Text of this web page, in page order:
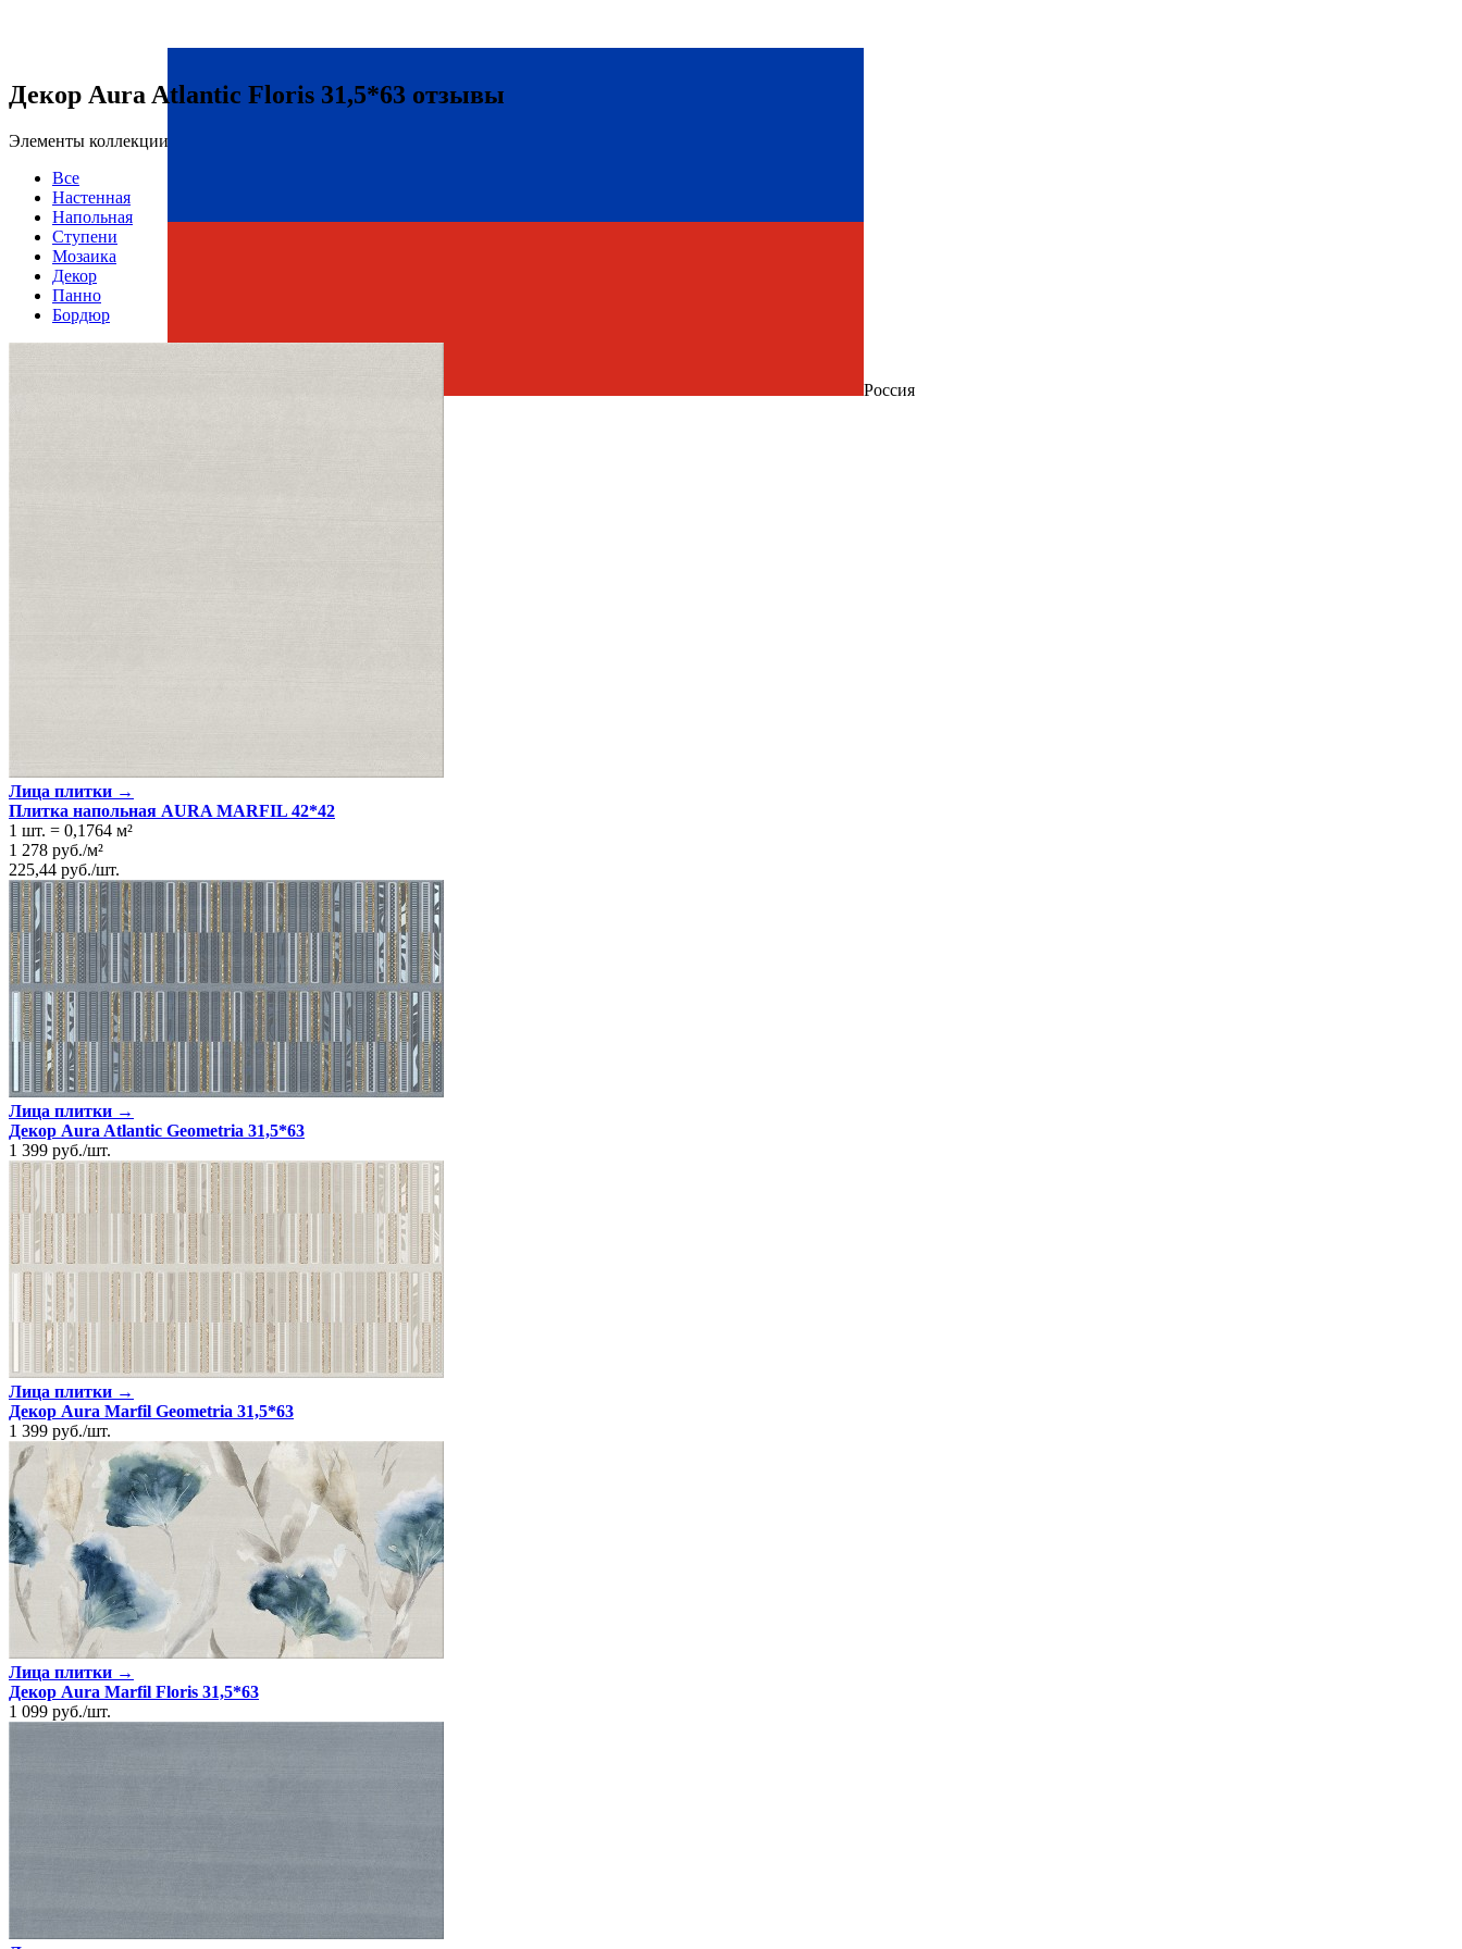
Россия
Декор Aura Atlantic Floris 31,5*63 отзывы
Элементы коллекции
Все
Настенная
Напольная
Ступени
Мозаика
Декор
Панно
Бордюр
Лица плитки →
Плитка напольная AURA MARFIL 42*42
1 шт. = 0,1764 м²
1 278 руб./м²
225,44 руб./шт.
Лица плитки →
Декор Aura Atlantic Geometria 31,5*63
1 399 руб./шт.
Лица плитки →
Декор Aura Marfil Geometria 31,5*63
1 399 руб./шт.
Лица плитки →
Декор Aura Marfil Floris 31,5*63
1 099 руб./шт.